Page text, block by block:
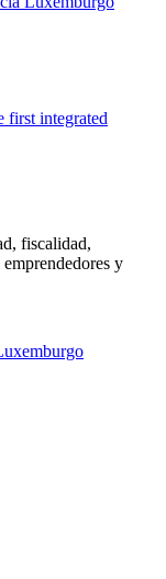
first integrated
fiscalidad,
y